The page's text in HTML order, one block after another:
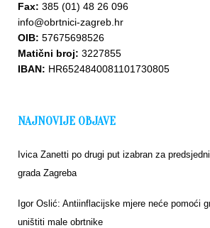
Fax: 385 (01) 48 26 096
info@obrtnici-zagreb.hr
OIB: 57675698526
Matični broj: 3227855
IBAN: HR6524840081101730805
NAJNOVIJE OBJAVE
Ivica Zanetti po drugi put izabran za
grada Zagreba
Igor Oslić: Antiinflacijske mjere neće pomoći
uništiti male obrtnike